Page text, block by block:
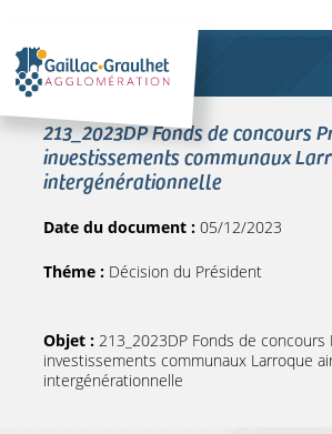
213_2023DP Fonds de concours
investissements communaux
intergénérationnelle
Date du document : 05/12/2023
Théme : Décision du Président
Objet : 213_2023DP Fonds de concours
investissements communaux Larroque
intergénérationnelle